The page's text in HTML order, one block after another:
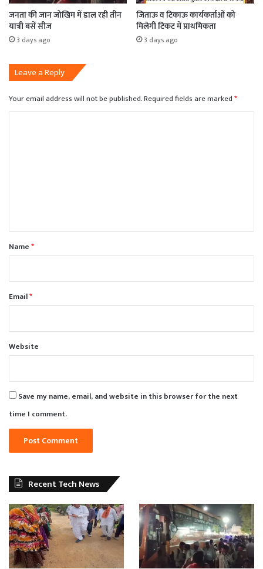
जनता की जान जोखिम में डाल रही तीन
यात्री बसें सीज
3 days ago
जिताऊ व टिकाऊ कार्यकर्ताओं को
मिलेगी टिकट में प्राथमिकता
3 days ago
Leave a Reply
Your email address will not be published.Required fields are marked*
*Name*
Email*
Website
Save my name, email, and website in this browser for the next
time I comment.
Recent Tech News